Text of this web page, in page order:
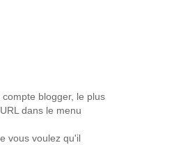
blogger, le plus
dans le menu
vous voulez qu'il